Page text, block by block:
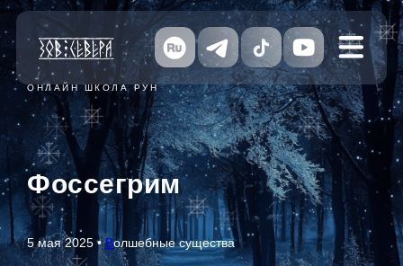
ОНЛАЙН ШКОЛА РУН
Фоссегрим
5 мая 2025 •Волшебные существа